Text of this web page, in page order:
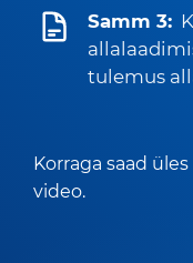
Samm 3:
tulemus
Korraga saad
video.